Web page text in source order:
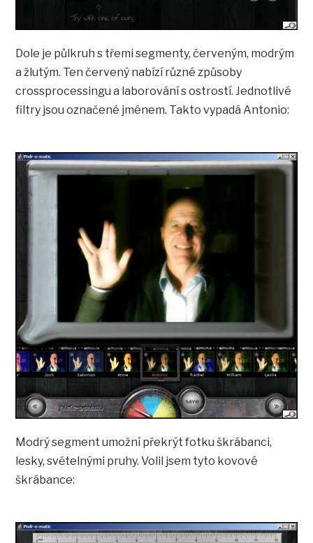
Dole je půlkruh s třemi segmenty, červeným, modrým
a žlutým. Ten červený nabízí různé způsoby
crossprocessingu a laborování s ostrostí. Jednotlivé
filtry jsou označené jménem. Takto vypadá Antonio:
Modrý segment umožní překrýt fotku škrábanci,
lesky, světelnými pruhy. Volil jsem tyto kovové
škrábance: